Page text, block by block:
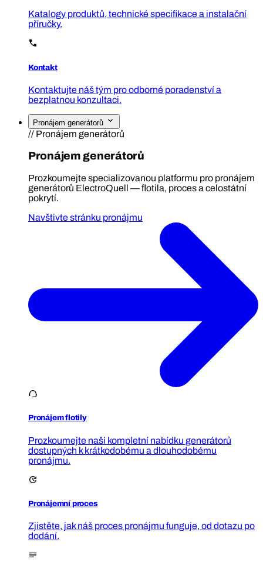
Katalogy produktů, technické specifikace a instalační
příručky.
Kontakt
Kontaktujte náš tým pro odborné poradenství a
bezplatnou konzultaci.
Pronájem generátorů
// Pronájem generátorů
Pronájem generátorů
Prozkoumejte specializovanou platformu pro pronájem
generátorů ElectroQuell — flotila, proces a celostátní
pokrytí.
Navštivte stránku pronájmu
Pronájem flotily
Prozkoumejte naši kompletní nabídku generátorů
dostupných k krátkodobému a dlouhodobému
pronájmu.
Pronájemní proces
Zjistěte, jak náš proces pronájmu funguje, od dotazu po
dodání.